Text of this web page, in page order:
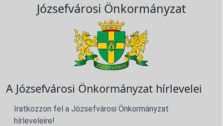
Józsefvárosi Önkormányzat
A Józsefvárosi Önkormányzat hírlevelei
Iratkozzon fel a Józsefvárosi Önkormányzat
hírleveleire!